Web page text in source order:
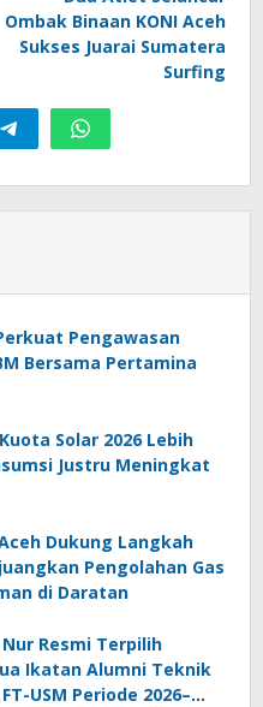
Ombak Binaan KONI Aceh
Sukses Juarai Sumatera
Surfing
Pengawasan
Bersama Pertamina
Solar 2026 Lebih
Justru Meningkat
Dukung Langkah
Pengolahan Gas
di Daratan
Resmi Terpilih
Ikatan Alumni Teknik
USM Periode 2026–